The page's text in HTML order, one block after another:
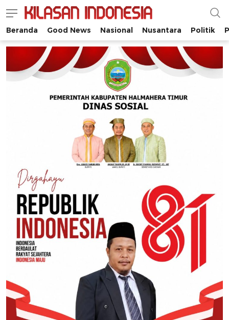
Kilasan Indonesia
Satu-satunya di Indonesia
Beranda Good News Nasional Nusantara Politik